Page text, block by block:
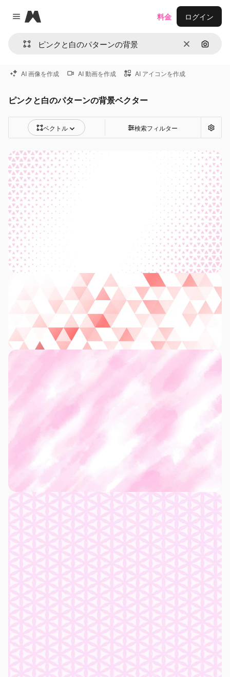
Close menu
Magnific
消去 画像で
料金 ログイン
AI 画像を作成 AI 動画を作成 AI アイコンを作成
ピンクと白のパターンの背景ベクター
ベクトル 検索フィルター